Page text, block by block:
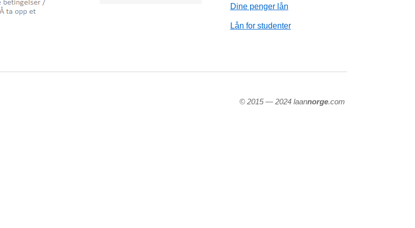
Dine penger lån
Lån for studenter
© 2015 — 2024 laannorge.com